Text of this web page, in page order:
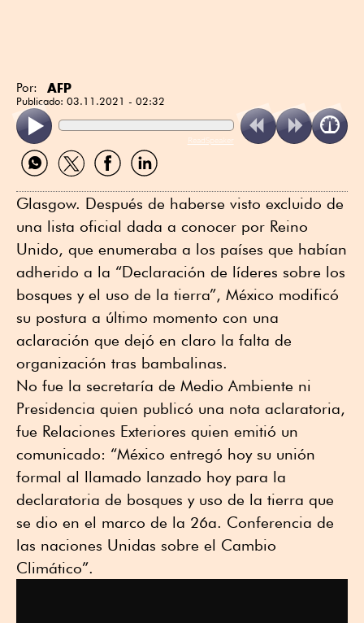
Por: AFP
Publicado: 03.11.2021 - 02:32
ReadSpeaker
Compartir
por
Compartir
por
Compartir
por
Compartir
por
Glasgow. Después de haberse visto excluido de
una lista oficial dada a conocer por Reino
Unido, que enumeraba a los países que habían
adherido a la “Declaración de líderes sobre los
bosques y el uso de la tierra”, México modificó
su postura a último momento con una
aclaración que dejó en claro la falta de
organización tras bambalinas.
No fue la secretaría de Medio Ambiente ni
Presidencia quien publicó una nota aclaratoria,
fue Relaciones Exteriores quien emitió un
comunicado: “México entregó hoy su unión
formal al llamado lanzado hoy para la
declaratoria de bosques y uso de la tierra que
se dio en el marco de la 26a. Conferencia de
las naciones Unidas sobre el Cambio
Climático”.